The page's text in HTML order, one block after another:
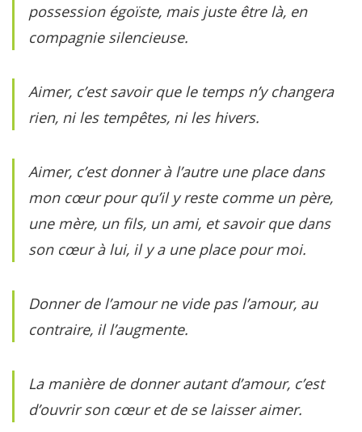
possession égoïste, mais juste être là, en
compagnie silencieuse.
Aimer, c’est savoir que le temps n’y changera
rien, ni les tempêtes, ni les hivers.
Aimer, c’est donner à l’autre une place dans
mon cœur pour qu’il y reste comme un père,
une mère, un fils, un ami, et savoir que dans
son cœur à lui, il y a une place pour moi.
Donner de l’amour ne vide pas l’amour, au
contraire, il l’augmente.
La manière de donner autant d’amour, c’est
d’ouvrir son cœur et de se laisser aimer.